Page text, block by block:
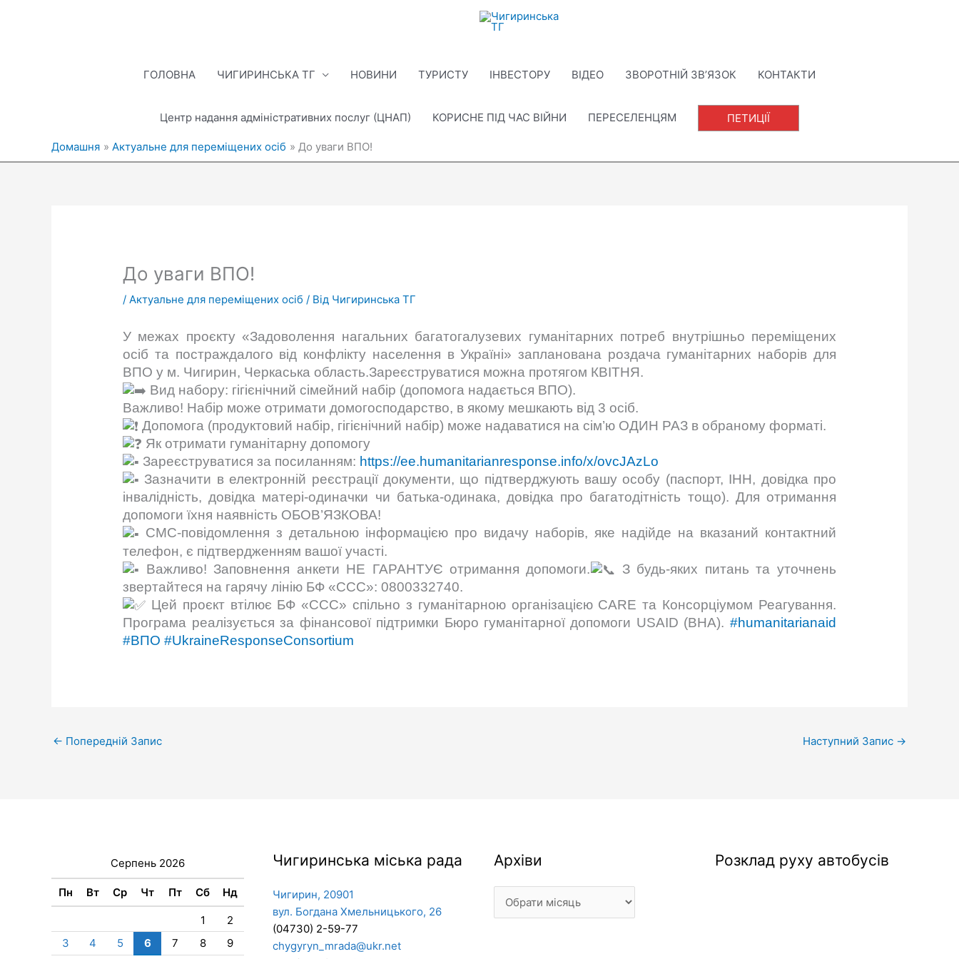
ГОЛОВНА ЧИГИРИНСЬКА ТГ НОВИНИ ТУРИСТУ ІНВЕСТОРУ ВІДЕО ЗВОРОТНІЙ ЗВ’ЯЗОК КОНТАКТИ
Центр надання адміністративних послуг (ЦНАП) КОРИСНЕ ПІД ЧАС ВІЙНИ ПЕРЕСЕЛЕНЦЯМ ПЕТИЦІЇ
Домашня Актуальне для переміщених осіб До уваги ВПО!
До уваги ВПО!
/Актуальне для переміщених осіб / Від Чигиринська ТГ
У межах проєкту «Задоволення нагальних багатогалузевих гуманітарних потреб внутрішньо переміщених
осіб та постраждалого від конфлікту населення в Україні» запланована роздача гуманітарних наборів для
ВПО у м. Чигирин, Черкаська область.Зареєструватися можна протягом КВІТНЯ.
Вид набору: гігієнічний сімейний набір (допомога надається ВПО).
Важливо! Набір може отримати домогосподарство, в якому мешкають від 3 осіб.
Допомога (продуктовий набір, гігієнічний набір) може надаватися на сім’ю ОДИН РАЗ в обраному форматі.
Як отримати гуманітарну допомогу
Зареєструватися за посиланням: https://ee.humanitarianresponse.info/x/ovcJAzLo
Зазначити в електронній реєстрації документи, що підтверджують вашу особу (паспорт, ІНН, довідка про
інвалідність, довідка матері-одиначки чи батька-одинака, довідка про багатодітність тощо). Для отримання
допомоги їхня наявність ОБОВ’ЯЗКОВА!
СМС-повідомлення з детальною інформацією про видачу наборів, яке надійде на вказаний контактний
телефон, є підтвердженням вашої участі.
Важливо! Заповнення анкети НЕ ГАРАНТУЄ отримання допомоги.
З будь-яких питань та уточнень
звертайтеся на гарячу лінію БФ «ССС»: 0800332740.
Цей проєкт втілює БФ «ССС» спільно з гуманітарною організацією CARE та Консорціумом Реагування.
Програма реалізується за фінансової підтримки Бюро гуманітарної допомоги USAID (BHA). #humanitarianaid
#ВПО #UkraineResponseConsortium
← Попередній Запис Наступний Запис →
Серпень 2026
Пн Вт Ср Чт Пт Сб Нд
1
2
3
4 5 6 7 8 9
Чигиринська міська рада
Чигирин, 20901
вул. Богдана Хмельницького, 26
(04730) 2-59-77
chygyryn_mrada@ukr.net
Архіви
Архіви Розклад руху автобусів